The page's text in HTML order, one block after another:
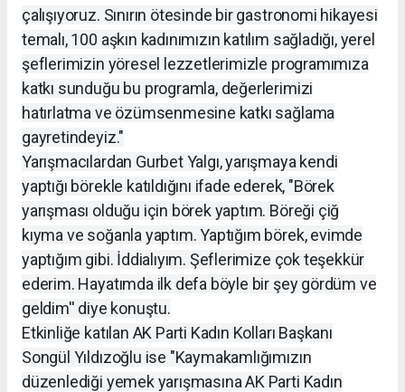
çalışıyoruz. Sınırın ötesinde bir gastronomi hikayesi
temalı, 100 aşkın kadınımızın katılım sağladığı, yerel
şeflerimizin yöresel lezzetlerimizle programımıza
katkı sunduğu bu programla, değerlerimizi
hatırlatma ve özümsenmesine katkı sağlama
gayretindeyiz."
Yarışmacılardan Gurbet Yalgı, yarışmaya kendi
yaptığı börekle katıldığını ifade ederek, "Börek
yarışması olduğu için börek yaptım. Böreği çiğ
kıyma ve soğanla yaptım. Yaptığım börek, evimde
yaptığım gibi. İddialıyım. Şeflerimize çok teşekkür
ederim. Hayatımda ilk defa böyle bir şey gördüm ve
geldim'' diye konuştu.
Etkinliğe katılan AK Parti Kadın Kolları Başkanı
Songül Yıldızoğlu ise "Kaymakamlığımızın
düzenlediği yemek yarışmasına AK Parti Kadın